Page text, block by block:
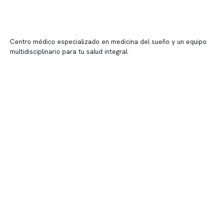
Centro médico especializado en medicina del sueño y un equipo
multidisciplinario para tu salud integral.